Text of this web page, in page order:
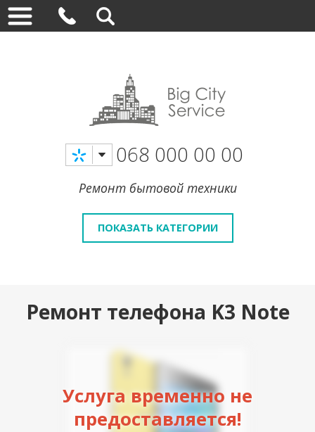
068 000 00 00
Ремонт бытовой техники
ПОКАЗАТЬ КАТЕГОРИИ
Ремонт телефона K3 Note
Услуга временно не
предоставляется!